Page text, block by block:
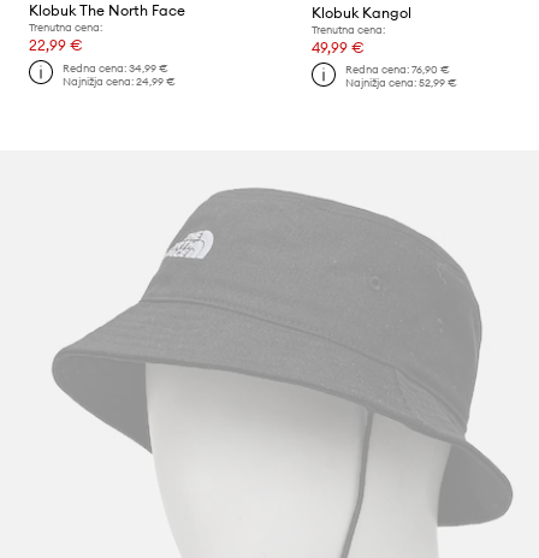
Klobuk The North Face
Trenutna cena:
22,99 €
Redna cena:34,99 €
Najnižja cena:24,99 €
Klobuk Kangol
Trenutna cena:
49,99 €
Redna cena: 76,90 €
Najnižja cena: 52,99 €